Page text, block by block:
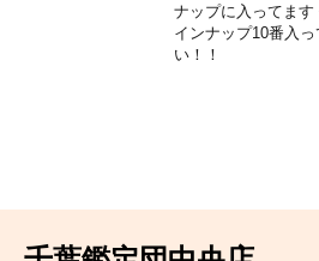
ナップに入ってま
インナップ10番入
い！！